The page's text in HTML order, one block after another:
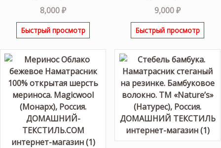
8,000₽
Быстрый просмотр
9,000₽
Быстрый просмотр